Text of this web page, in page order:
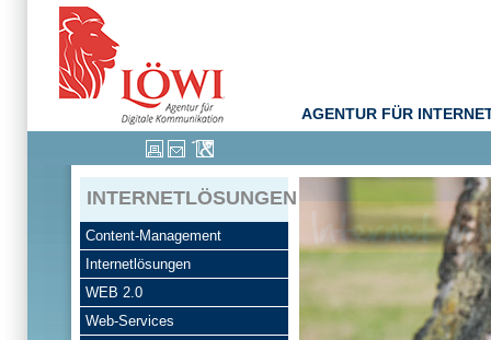
AGENTUR FÜR
INTERNETLÖSUNGEN
Content-Management
Internetlösungen
WEB 2.0
Web-Services